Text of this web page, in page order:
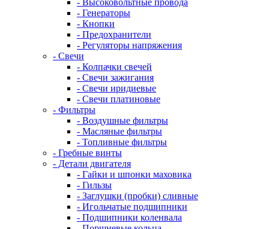
- Генераторы
- Кнопки
- Предохранители
- Регуляторы напряжения
- Свечи
- Колпачки свечей
- Свечи зажигания
- Свечи иридиевые
- Свечи платиновые
- Фильтры
- Воздушные фильтры
- Масляные фильтры
- Топливные фильтры
- Гребные винты
- Детали двигателя
- Гайки и шпонки маховика
- Гильзы
- Заглушки (пробки) сливные
- Игольчатые подшипники
- Подшипники коленвала